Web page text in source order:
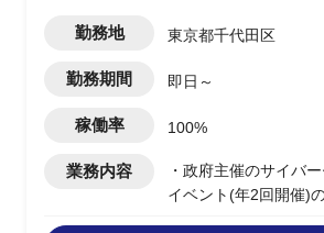
勤務地 東京都千代田区
勤務期間 即日～
稼働率 100%
業務内容
・政府主催のサイバ
イベント(年2回開催)